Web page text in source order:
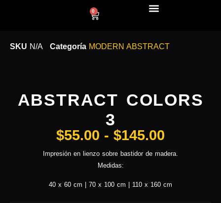
0
SKU N/A Categoría MODERN ABSTRACT
ABSTRACT COLORS
3
$55.00 - $145.00
Impresión en lienzo sobre bastidor de madera.
Medidas:
40 x 60 cm | 70 x 100 cm | 110 x 160 cm